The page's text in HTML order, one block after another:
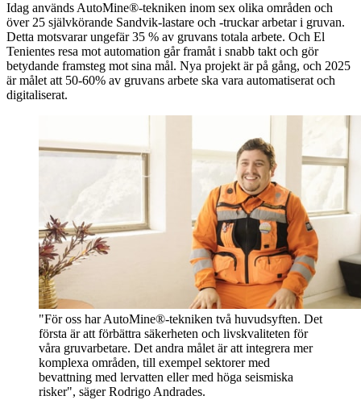
Idag används AutoMine®-tekniken inom sex olika områden och
över 25 självkörande Sandvik-lastare och -truckar arbetar i gruvan.
Detta motsvarar ungefär 35 % av gruvans totala arbete. Och El
Tenientes resa mot automation går framåt i snabb takt och gör
betydande framsteg mot sina mål. Nya projekt är på gång, och 2025
är målet att 50-60% av gruvans arbete ska vara automatiserat och
digitaliserat.
"För oss har AutoMine®-tekniken två huvudsyften. Det
första är att förbättra säkerheten och livskvaliteten för
våra gruvarbetare. Det andra målet är att integrera mer
komplexa områden, till exempel sektorer med
bevattning med lervatten eller med höga seismiska
risker", säger Rodrigo Andrades.